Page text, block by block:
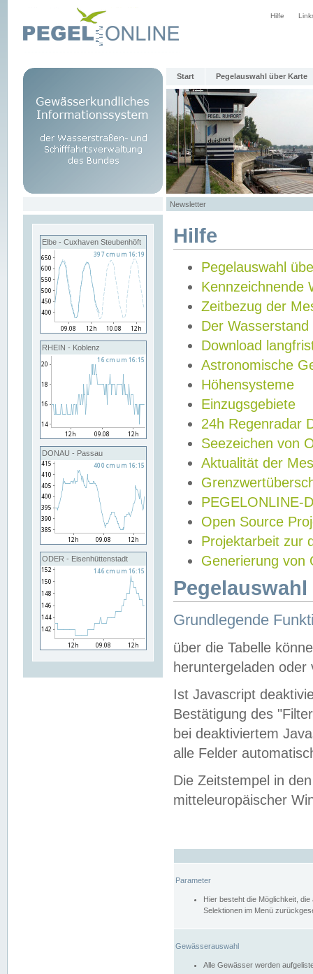
Hilfe
Start Pegelauswahl über Karte
Newsletter
Elbe - Cuxhaven Steubenhöft
RHEIN - Koblenz
DONAU - Passau
ODER - Eisenhüttenstadt
Hilfe
Pegelauswahl
Kennzeichnende
Zeitbezug der
Der Wasserstand
Download
Astronomische
Höhensysteme
Einzugsgebiete
24h Regenradar
Seezeichen von
Aktualität der
PEGELONLINE-
Open Source
Projektarbeit zur
Generierung von
Grundlegende
über die Tabelle
heruntergeladen oder
Ist Javascript
Bestätigung des
bei deaktiviertem
alle Felder
Die Zeitstempel in
mitteleuropäischer
Parameter
Hier besteht die Möglichkeit,
Selektionen im Menü
Gewässerauswahl
Alle Gewässer werden